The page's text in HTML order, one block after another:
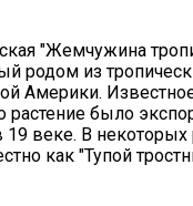
"Жемчужина
родом из
Америки.
было
19 веке. В некоторых
как "Тупой